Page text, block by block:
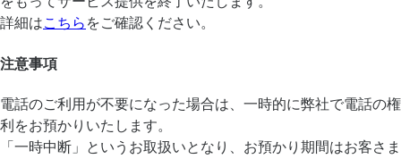
詳細はこちら をご確認ください。
注意事項
電話のご利用が不要になった場合は、一時的に弊社で電話の権
利をお預かりいたします。
「一時中断」というお取扱いとなり、お預かり期間はお客さま